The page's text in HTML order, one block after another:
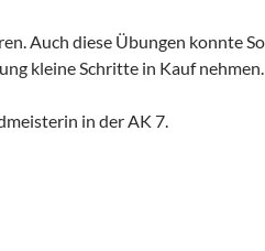
Auch diese Übungen konnte
kleine Schritte in Kauf nehmen.
in der AK 7.